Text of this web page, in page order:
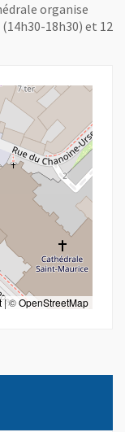
organise
18h30) et 12
|©OpenStreetMap